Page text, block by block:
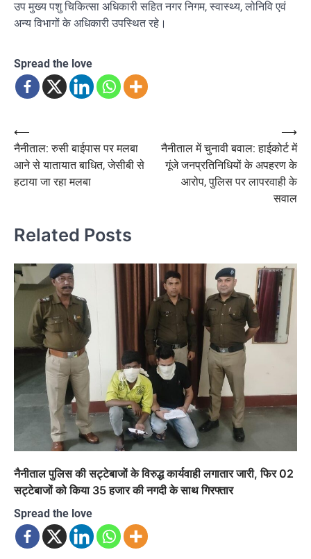
उप मुख्य पशु चिकित्सा अधिकारी सहित नगर निगम, स्वास्थ्य, लोनिवि एवं
अन्य विभागों के अधिकारी उपस्थित रहे।
Spread the love
Post
navigation
⟵
नैनीताल: रुसी बाईपास पर मलबा
आने से यातायात बाधित, जेसीबी से
हटाया जा रहा मलबा
नैनीताल में चुनावी बवाल: हाईकोर्ट में
गूंजे जनप्रतिनिधियों के अपहरण के
आरोप, पुलिस पर लापरवाही के
सवाल
⟶
Related Posts
नैनीताल पुलिस की सट्टेबाजों के विरुद्ध कार्यवाही लगातार जारी, फिर 02
सट्टेबाजों को किया 35 हजार की नगदी के साथ गिरफ्तार
Spread the love